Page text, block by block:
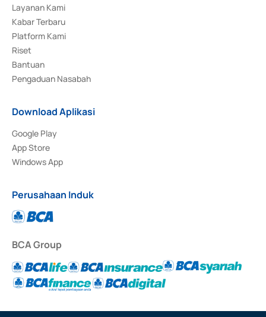
Layanan Kami
Kabar Terbaru
Platform Kami
Riset
Bantuan
Pengaduan Nasabah
Download Aplikasi
Google Play
App Store
Windows App
Perusahaan Induk
BCA Group